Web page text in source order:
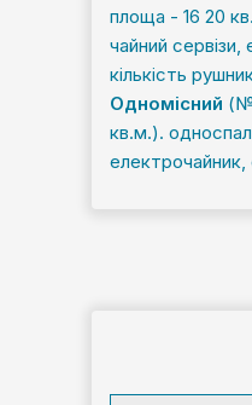
площа - 16 20
чайний
кількість
Одномісний
кв.м.).
електрочайник,